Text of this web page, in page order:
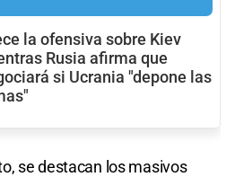
la ofensiva sobre Kiev
Rusia afirma que
si Ucrania "depone las
se destacan los masivos